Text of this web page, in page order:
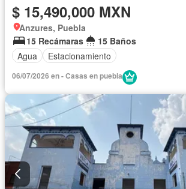
$ 15,490,000 MXN
Anzures, Puebla
15 Recámaras
15 Baños
Agua
Estacionamiento
06/07/2026 en - Casas en puebla